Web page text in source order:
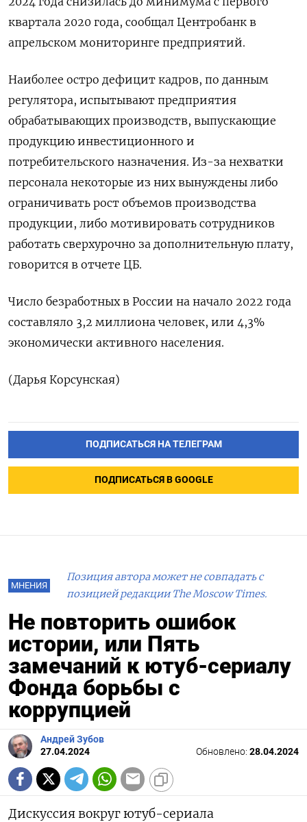
квартала 2020 года, сообщал Центробанк в
апрельском мониторинге предприятий.
Наиболее остро дефицит кадров, по данным
регулятора, испытывают предприятия
обрабатывающих производств, выпускающие
продукцию инвестиционного и
потребительского назначения. Из-за нехватки
персонала некоторые из них вынуждены либо
ограничивать рост объемов производства
продукции, либо мотивировать сотрудников
работать сверхурочно за дополнительную плату,
говорится в отчете ЦБ.
Число безработных в России на начало 2022 года
составляло 3,2 миллиона человек, или 4,3%
экономически активного населения.
(Дарья Корсунская)
ПОДПИСАТЬСЯ НА ТЕЛЕГРАМ
ПОДПИСАТЬСЯ В GOOGLE
МНЕНИЯ
Позиция автора может не совпадать с
позицией редакции The Moscow Times.
Не повторить ошибок
истории, или Пять
замечаний к ютуб-сериалу
Фонда борьбы с
коррупцией
Андрей Зубов
27.04.2024
Обновлено: 28.04.2024
Дискуссия вокруг ютуб-сериала